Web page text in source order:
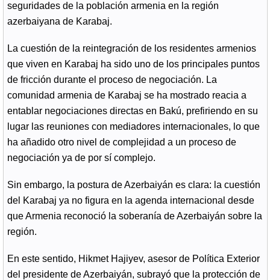
seguridades de la población armenia en la región
azerbaiyana de Karabaj.
La cuestión de la reintegración de los residentes armenios
que viven en Karabaj ha sido uno de los principales puntos
de fricción durante el proceso de negociación. La
comunidad armenia de Karabaj se ha mostrado reacia a
entablar negociaciones directas en Bakú, prefiriendo en su
lugar las reuniones con mediadores internacionales, lo que
ha añadido otro nivel de complejidad a un proceso de
negociación ya de por sí complejo.
Sin embargo, la postura de Azerbaiyán es clara: la cuestión
del Karabaj ya no figura en la agenda internacional desde
que Armenia reconoció la soberanía de Azerbaiyán sobre la
región.
En este sentido, Hikmet Hajiyev, asesor de Política Exterior
del presidente de Azerbaiyán, subrayó que la protección de